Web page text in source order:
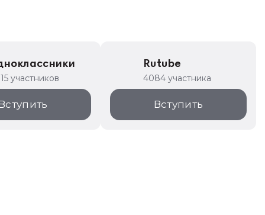
участников
Rutube
4084 участника
Вступить